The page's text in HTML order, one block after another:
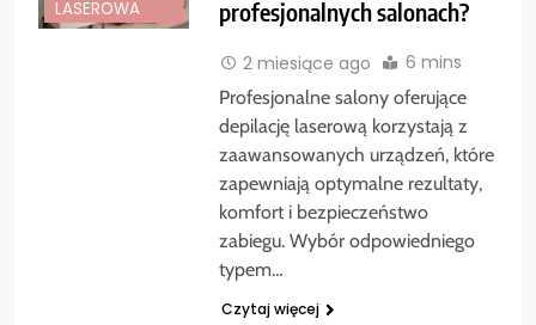
LASEROWA
profesjonalnych salonach?
2 miesiące ago 6 mins
Profesjonalne salony oferujące
depilację laserową korzystają z
zaawansowanych urządzeń, które
zapewniają optymalne rezultaty,
komfort i bezpieczeństwo
zabiegu. Wybór odpowiedniego
typem…
Czytaj więcej